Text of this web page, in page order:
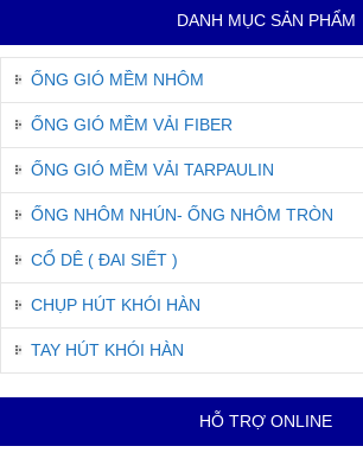
DANH MỤC SẢN PHẨM
ỐNG GIÓ MỀM NHÔM
ỐNG GIÓ MỀM VẢI FIBER
ỐNG GIÓ MỀM VẢI TARPAULIN
ỐNG NHÔM NHÚN- ỐNG NHÔM TRÒN
CỔ DÊ ( ĐAI SIẾT )
CHỤP HÚT KHÓI HÀN
TAY HÚT KHÓI HÀN
HỖ TRỢ ONLINE